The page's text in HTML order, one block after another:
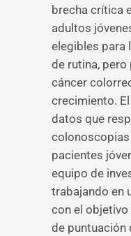
brecha crítica
adultos
elegibles para
de rutina,
cáncer
crecimiento.
datos que
pacientes
equipo de
trabajando en
con el objetivo
de puntuación